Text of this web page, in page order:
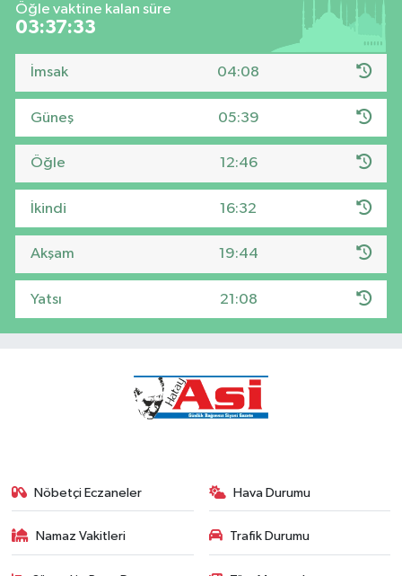
Öğle vaktine kalan süre
03:37:32
İmsak 04:08
Güneş 05:39
Öğle 12:46
İkindi 16:32
Akşam 19:44
Yatsı 21:08
Nöbetçi Eczaneler Hava Durumu
Namaz Vakitleri Trafik Durumu